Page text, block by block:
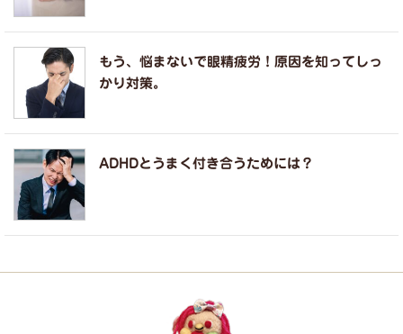
もう、悩まないで眼精疲労！原因を知ってしっ
かり対策。
ADHDとうまく付き合うためには？